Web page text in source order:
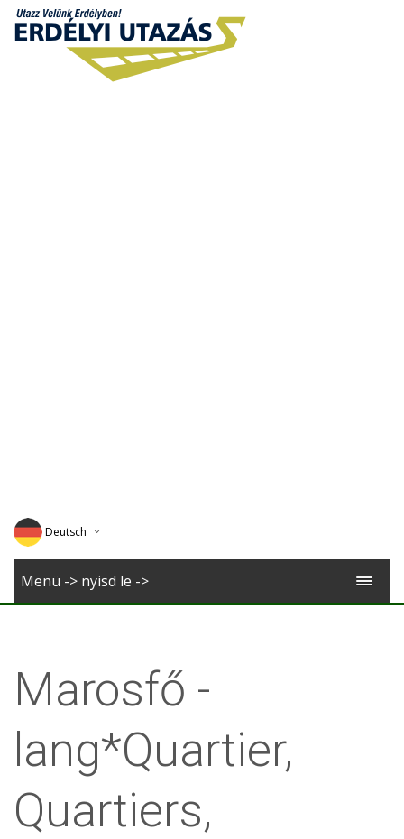
Deutsch
English
Menü -> nyisd le ->
Marosfő -
lang*Quartier,
Quartiers,